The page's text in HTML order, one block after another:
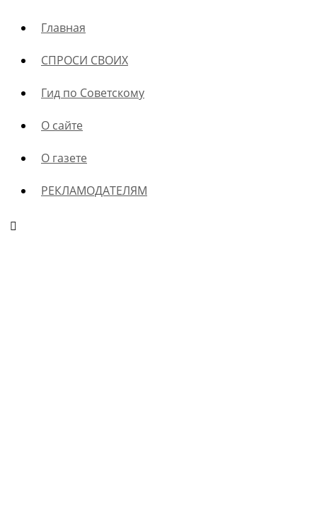
Главная
СПРОСИ СВОИХ
Гид по Советскому
О сайте
О газете
РЕКЛАМОДАТЕЛЯМ